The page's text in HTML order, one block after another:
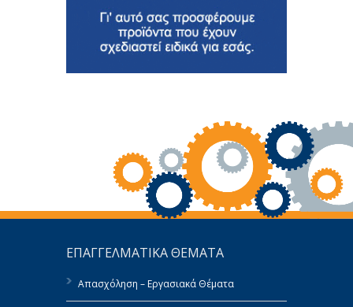
ΕΠΑΓΓΕΛΜΑΤΙΚΑ ΘΕΜΑΤΑ
Απασχόληση – Εργασιακά Θέματα